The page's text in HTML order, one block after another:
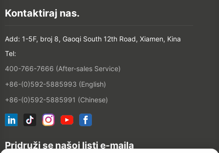
Kontaktiraj nas.
Add: 1-5F, broj 8, Gaoqi South 12th Road, Xiamen, Kina
Tel:
400-766-7666 (After-sales Service)
+86-(0)592-5885993 (English)
+86-(0)592-5885991 (Chinese)
Pridruži se našoj listi e-maila